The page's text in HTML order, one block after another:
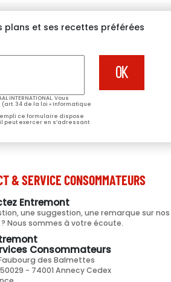
plans et ses recettes préférées
INTERNATIONAL. Vous
34 de la loi « Informatique
ce formulaire dispose
peut exercer en s’adressant
& SERVICE CONSOMMATEURS
Entremont
une suggestion, une remarque sur nos
Nous sommes à votre écoute.
Consommateurs
des Balmettes
- 74001 Annecy Cedex